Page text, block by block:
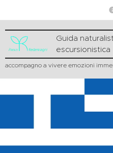
Guida
escursionistica
accompagno a vivere emozioni